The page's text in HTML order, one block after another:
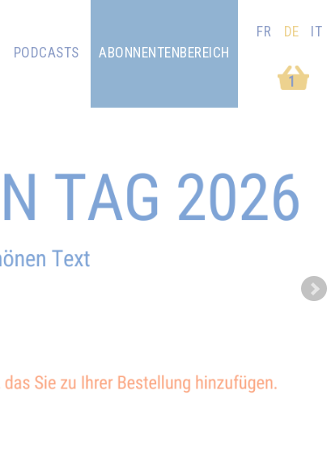
PODCASTS
1
ABONNENTENBEREICH
FR DE IT
Next